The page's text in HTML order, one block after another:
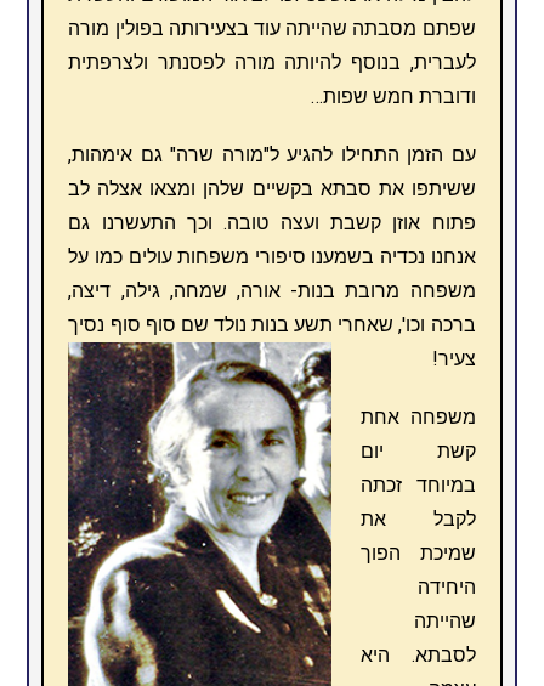
שפתם מסבתה שהייתה עוד בצעירותה בפולין מורה
לעברית, בנוסף להיותה מורה לפסנתר ולצרפתית
ודוברת חמש שפות…
עם הזמן התחילו להגיע ל"מורה שרה" גם אימהות,
ששיתפו את סבתא בקשיים שלהן ומצאו אצלה לב
פתוח אוזן קשבת ועצה טובה. וכך התעשרנו גם
אנחנו נכדיה בשמענו סיפורי משפחות עולים כמו על
משפחה מרובת בנות- אורה, שמחה, גילה, דיצה,
ברכה וכו', שאחרי תשע בנות נולד שם סוף סוף נסיך
צעיר!
משפחה אחת
קשת יום
במיוחד זכתה
לקבל את
שמיכת הפוך
היחידה
שהייתה
לסבתא. היא